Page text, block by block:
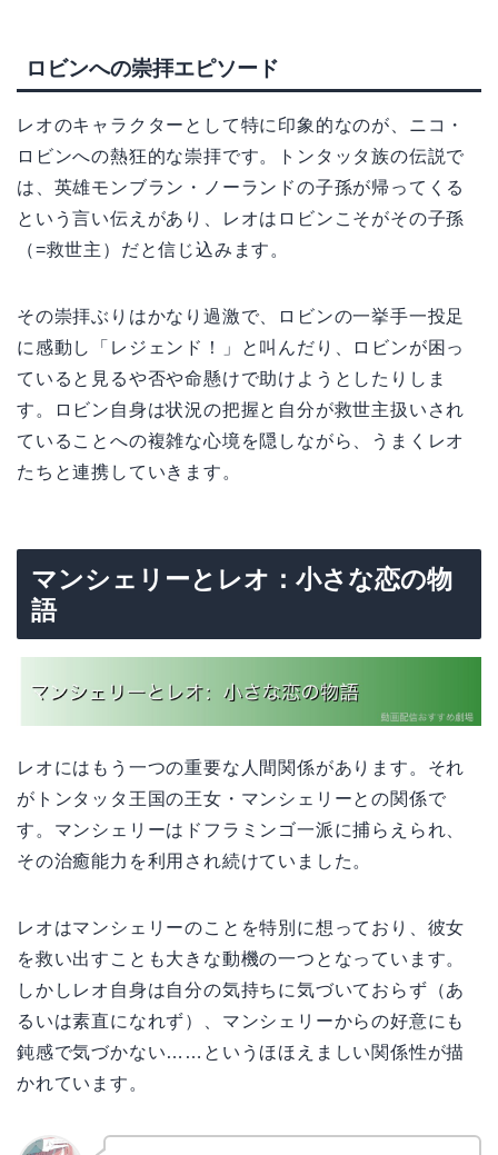
ロビンへの崇拝エピソード
レオのキャラクターとして特に印象的なのが、ニコ・
ロビンへの熱狂的な崇拝です。トンタッタ族の伝説で
は、英雄モンブラン・ノーランドの子孫が帰ってくる
という言い伝えがあり、レオはロビンこそがその子孫
（=救世主）だと信じ込みます。
その崇拝ぶりはかなり過激で、ロビンの一挙手一投足
に感動し「レジェンド！」と叫んだり、ロビンが困っ
ていると見るや否や命懸けで助けようとしたりしま
す。ロビン自身は状況の把握と自分が救世主扱いされ
ていることへの複雑な心境を隠しながら、うまくレオ
たちと連携していきます。
マンシェリーとレオ：小さな恋の物
語
レオにはもう一つの重要な人間関係があります。それ
がトンタッタ王国の王女・マンシェリーとの関係で
す。マンシェリーはドフラミンゴ一派に捕らえられ、
その治癒能力を利用され続けていました。
レオはマンシェリーのことを特別に想っており、彼女
を救い出すことも大きな動機の一つとなっています。
しかしレオ自身は自分の気持ちに気づいておらず（あ
るいは素直になれず）、マンシェリーからの好意にも
鈍感で気づかない……というほほえましい関係性が描
かれています。